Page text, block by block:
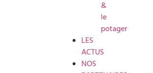
&
le
potager
LES
ACTUS
NOS